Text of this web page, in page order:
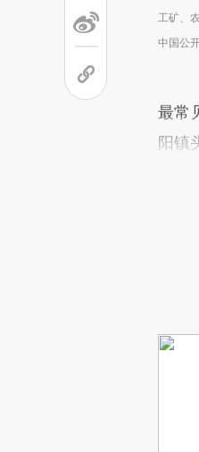
工矿、
中国公
最常
阳镇